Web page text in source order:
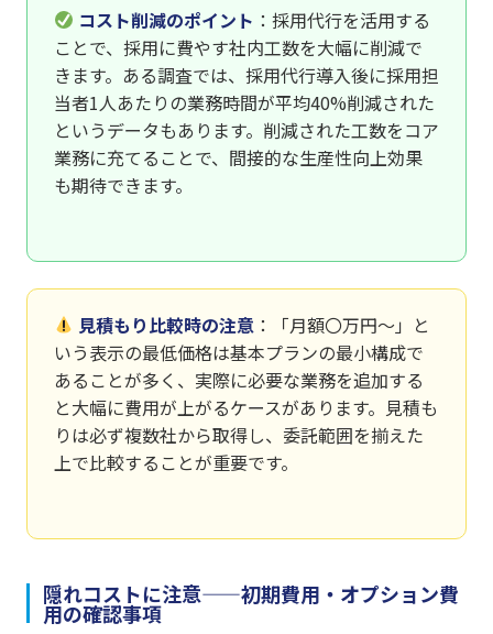
コスト削減のポイント ：採用代行を活用する
ことで、採用に費やす社内工数を大幅に削減で
きます。ある調査では、採用代行導入後に採用担
当者1人あたりの業務時間が平均40%削減された
というデータもあります。削減された工数をコア
業務に充てることで、間接的な生産性向上効果
も期待できます。
見積もり比較時の注意 ：「月額〇万円〜」と
いう表示の最低価格は基本プランの最小構成で
あることが多く、実際に必要な業務を追加する
と大幅に費用が上がるケースがあります。見積も
りは必ず複数社から取得し、委託範囲を揃えた
上で比較することが重要です。
隠れコストに注意——初期費用・オプション費
用の確認事項